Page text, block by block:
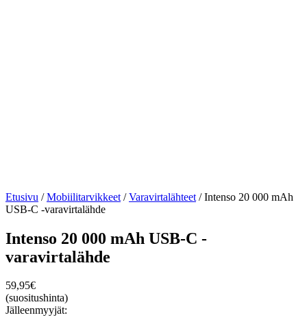
Etusivu /Mobiilitarvikkeet /Varavirtalähteet / Intenso 20 000 mAh
USB-C -varavirtalähde
Intenso 20 000 mAh USB-C -
varavirtalähde
59,95€
(suositushinta)
Jälleenmyyjät: